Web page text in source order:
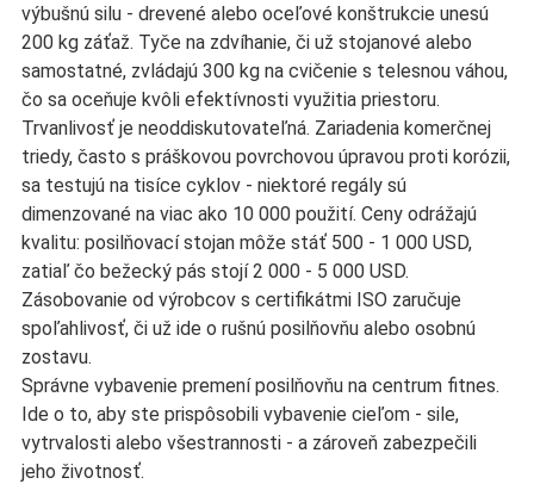
výbušnú silu - drevené alebo oceľové konštrukcie unesú
200 kg záťaž. Tyče na zdvíhanie, či už stojanové alebo
samostatné, zvládajú 300 kg na cvičenie s telesnou váhou,
čo sa oceňuje kvôli efektívnosti využitia priestoru.
Trvanlivosť je neoddiskutovateľná. Zariadenia komerčnej
triedy, často s práškovou povrchovou úpravou proti korózii,
sa testujú na tisíce cyklov - niektoré regály sú
dimenzované na viac ako 10 000 použití. Ceny odrážajú
kvalitu: posilňovací stojan môže stáť 500 - 1 000 USD,
zatiaľ čo bežecký pás stojí 2 000 - 5 000 USD.
Zásobovanie od výrobcov s certifikátmi ISO zaručuje
spoľahlivosť, či už ide o rušnú posilňovňu alebo osobnú
zostavu.
Správne vybavenie premení posilňovňu na centrum fitnes.
Ide o to, aby ste prispôsobili vybavenie cieľom - sile,
vytrvalosti alebo všestrannosti - a zároveň zabezpečili
jeho životnosť.